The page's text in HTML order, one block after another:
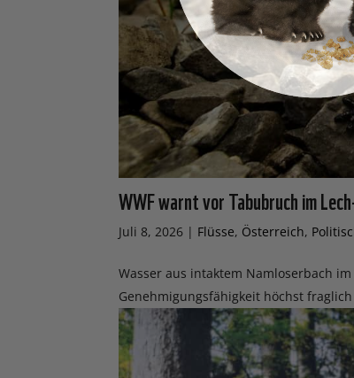
WWF warnt vor Tabubruch im
Juli 8, 2026 | Flüsse, Österreich,
Wasser aus intaktem Namloserbach
Genehmigungsfähigkeit höchst